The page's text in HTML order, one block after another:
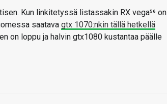
Kun linkitetyssä listassakin RX vega⁵⁶ on
saatava gtx 1070:nkin tällä hetkellä
on loppu ja halvin gtx1080 kustantaa päälle